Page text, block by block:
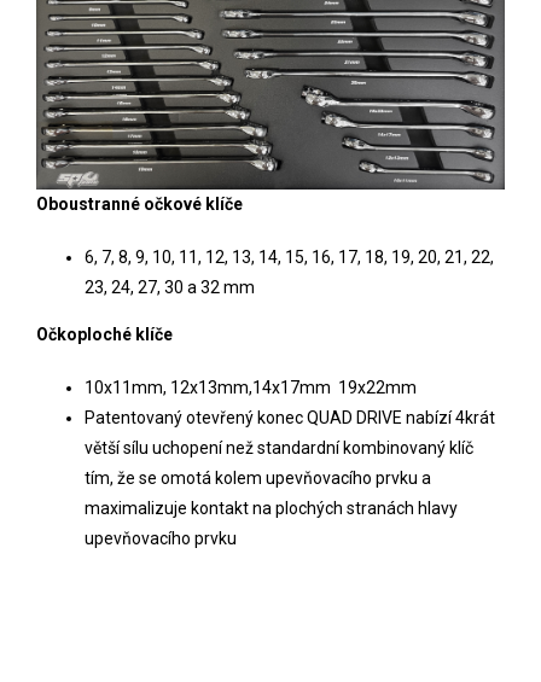
Oboustranné očkové klíče
6, 7, 8, 9, 10, 11, 12, 13, 14, 15, 16, 17, 18, 19, 20, 21, 22,
23, 24, 27, 30 a 32 mm
Očkoploché klíče
10x11mm, 12x13mm,14x17mm 19x22mm
Patentovaný otevřený konec QUAD DRIVE nabízí 4krát
větší sílu uchopení než standardní kombinovaný klíč
tím, že se omotá kolem upevňovacího prvku a
maximalizuje kontakt na plochých stranách hlavy
upevňovacího prvku